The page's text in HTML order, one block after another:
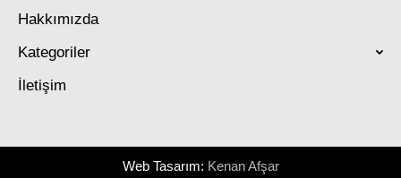
Hakkımızda
Kategoriler
İletişim
Web Tasarım: Kenan Afşar